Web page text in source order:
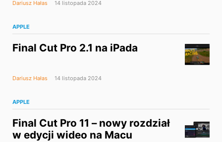
Dariusz Hałas 14 listopada 2024
APPLE
Final Cut Pro 2.1 na iPada
Dariusz Hałas 14 listopada 2024
APPLE
Final Cut Pro 11 – nowy rozdział
w edycji wideo na Macu